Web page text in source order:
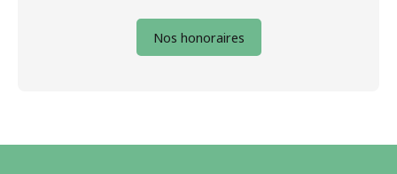
Nos honoraires